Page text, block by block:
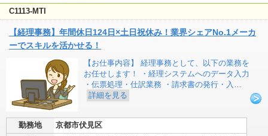
C1113-MTI
【経理事務】年間休日124日×土日祝休み！業界シェアNo.1メーカ
ーでスキルを活かせる！
【お仕事内容】 経理事務として、以下の業務を
お任せします！ ・経理システムへのデータ入力
・伝票処理・仕訳業務 ・請求書の発行・入…
詳細を見る
勤務地
京都市伏見区